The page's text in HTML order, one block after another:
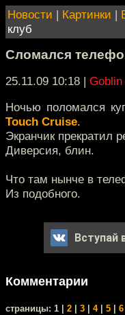
Новости | Картинки |
клуб
Сломался
25.11.09 10:18 | Goblin
Ночью поломался
Touch Cruise.
Экранчик прекратил
Диверсия, блин.
Что там нынче в
Из подобного.
Вступай
Комментарии
cтраницы: 1 | 2 3 4| 5 6